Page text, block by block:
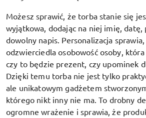
Możesz sprawić, że torba stanie się
wyjątkowa, dodając na niej imię, datę,
dowolny napis. Personalizacja
odzwierciedla osobowość osoby,
czy to będzie prezent, czy upominek
Dzięki temu torba nie jest tylko
ale unikatowym gadżetem
którego nikt inny nie ma. To drobny
ogromne wrażenie i sprawia, że